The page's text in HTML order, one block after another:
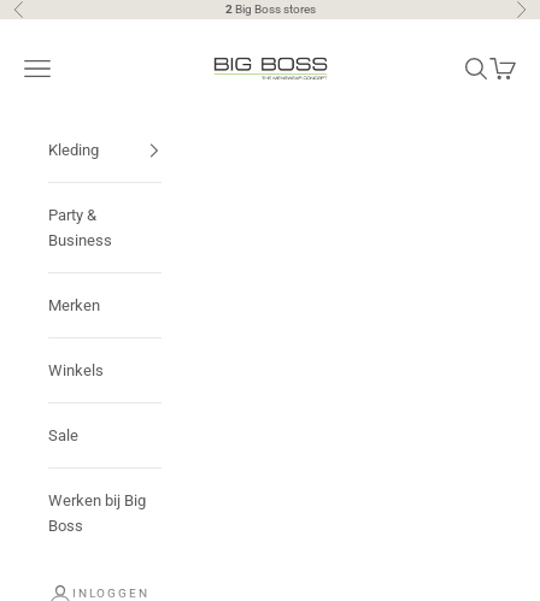
Naar inhoud
Vorige 2 Big Boss stores
Menu
Zoeken
Kleding
Party &
Business
Merken
Winkels
Sale
Werken bij Big
Boss
INLOGGEN